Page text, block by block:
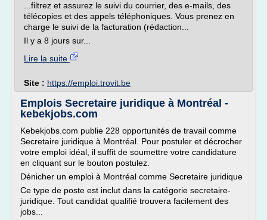
...filtrez et assurez le suivi du courrier, des e-mails, des
télécopies et des appels téléphoniques. Vous prenez en
charge le suivi de la facturation (rédaction...
Il y a 8 jours sur...
Lire la suite
Site : https://emploi.trovit.be
Emplois Secretaire juridique à Montréal -
kebekjobs.com
Kebekjobs.com publie 228 opportunités de travail comme
Secretaire juridique à Montréal. Pour postuler et décrocher
votre emploi idéal, il suffit de soumettre votre candidature
en cliquant sur le bouton postulez.
Dénicher un emploi à Montréal comme Secretaire juridique
Ce type de poste est inclut dans la catégorie secretaire-
juridique. Tout candidat qualifié trouvera facilement des
jobs...